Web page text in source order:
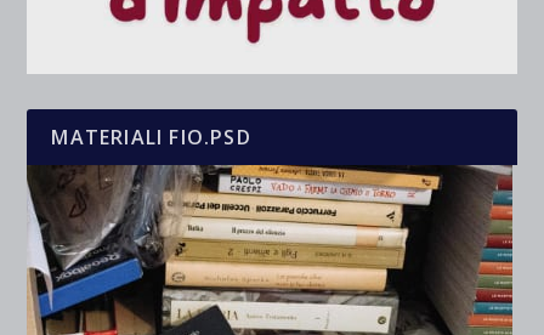
MATERIALI FIO.PSD